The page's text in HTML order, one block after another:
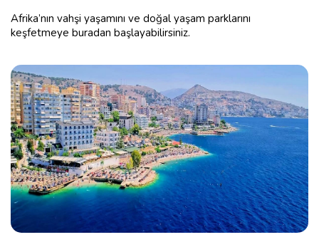
Afrika’nın vahşi yaşamını ve doğal yaşam parklarını
keşfetmeye buradan başlayabilirsiniz.